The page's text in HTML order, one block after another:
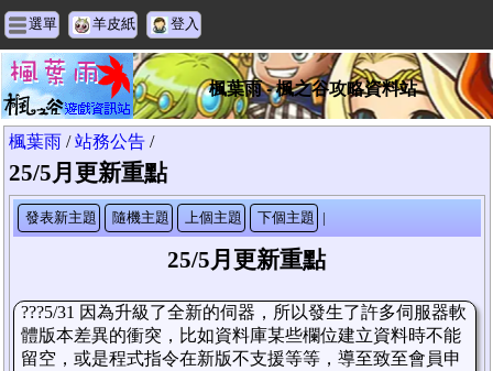
選單 羊皮紙 登入
楓葉雨 - 楓之谷攻略資料站
楓葉雨 /站務公告 /
25/5月更新重點
發表新主題 隨機主題 上個主題 下個主題 |
25/5月更新重點
???5/31 因為升級了全新的伺器，所以發生了許多伺服器軟
體版本差異的衝突，比如資料庫某些欄位建立資料時不能
留空，或是程式指令在新版不支援等等，導至致至會員申